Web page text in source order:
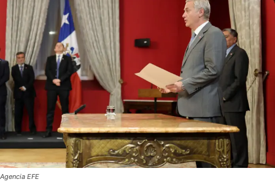
Agencia EFE